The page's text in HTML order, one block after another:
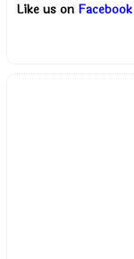
Like us on Facebook